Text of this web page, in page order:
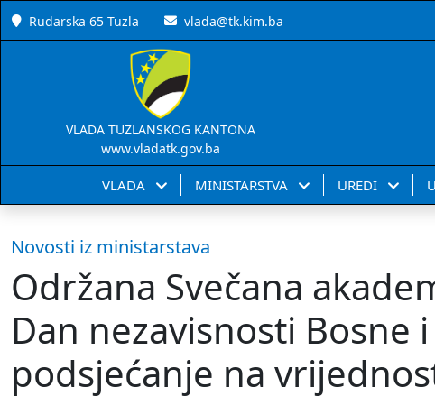
Rudarska 65 Tuzla vlada@tk.kim.ba
VLADA TUZLANSKOG KANTONA
www.vladatk.gov.ba
VLADA MINISTARSTVA UREDI
Novosti iz ministarstava
Održana Svečana
Dan nezavisnosti Bosne
podsjećanje na